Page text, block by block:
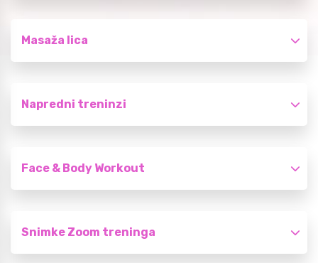
Masaža lica
Napredni treninzi
Face & Body Workout
Snimke Zoom treninga